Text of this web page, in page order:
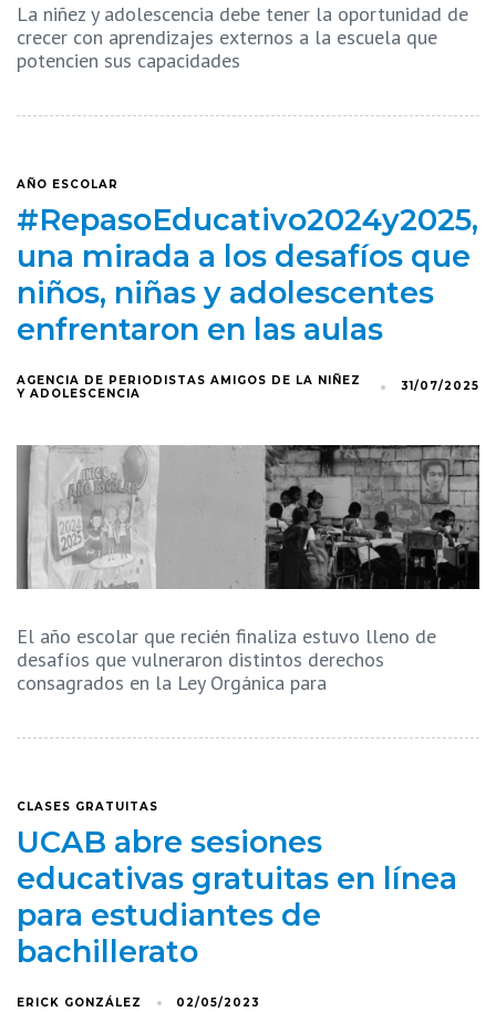
La niñez y adolescencia debe tener la oportunidad de
crecer con aprendizajes externos a la escuela que
potencien sus capacidades
AÑO ESCOLAR
#RepasoEducativo2024y2025,
una mirada a los desafíos que
niños, niñas y adolescentes
enfrentaron en las aulas
AGENCIA DE PERIODISTAS AMIGOS DE LA NIÑEZ
Y ADOLESCENCIA
31/07/2025
El año escolar que recién finaliza estuvo lleno de
desafíos que vulneraron distintos derechos
consagrados en la Ley Orgánica para
CLASES GRATUITAS
UCAB abre sesiones
educativas gratuitas en línea
para estudiantes de
bachillerato
ERICK GONZÁLEZ 02/05/2023